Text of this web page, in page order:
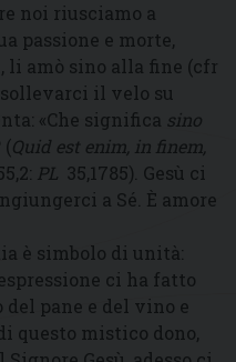
noi riusciamo a
passione e morte,
li amò sino alla fine (cfr
sollevarci il velo su
«Che significa sino
(Quid est enim, in finem,
PL 35,1785). Gesù ci
a Sé. È amore
è simbolo di unità:
ci ha fatto
pane e del vino e
questo mistico dono,